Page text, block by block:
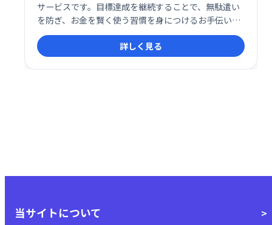
サービスです。目標達成を継続することで、無駄遣い
を防ぎ、お金を賢く使う習慣を身につけるお手伝いを
します。無理なく続けられる工夫が満載で、効果的な
習慣化を実現します。詳しく見る
当サイトについて